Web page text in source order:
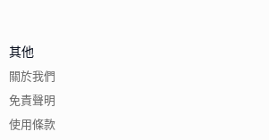
其他
關於我們
免責聲明
使用條款